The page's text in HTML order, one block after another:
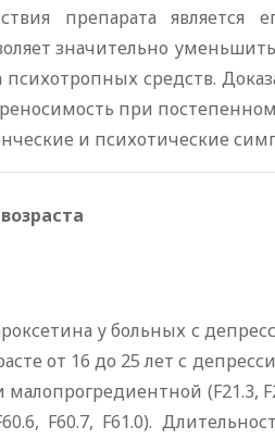
препарата является
значительно
средств.
при
и психотические
у больных с
от 16 до 25 лет с
малопрогредиентной (F21.3,
F60.7, F61.0).